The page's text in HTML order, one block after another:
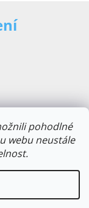
pohodlné
webu neustále